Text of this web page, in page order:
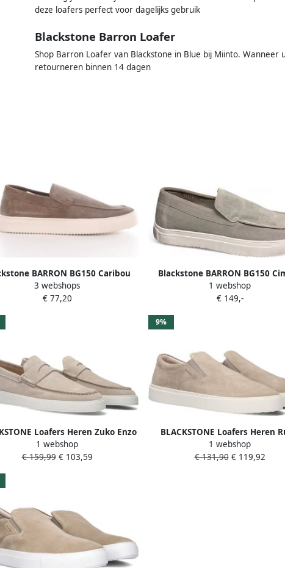
deze loafers perfect voor dagelijks gebruik
Blackstone Barron Loafer
Shop Barron Loafer van Blackstone in Blue bij Miinto.
retourneren binnen 14 dagen
BARRON BG150 Caribou
Slip-ons Heren Dark brown
3 webshops
€ 77,20
Blackstone BARRON BG150
Slip-ons Heren Light grey
1 webshop
€ 149,-
Loafers Heren Zuko Enzo
41 Materiaal: Suède Kleur: Beige
1 webshop
€ 159,99€ 103,59
9%
BLACKSTONE Loafers Heren
Banks Maat: 45 Materiaal: Suède
Beige
1 webshop
€ 131,90€ 119,92